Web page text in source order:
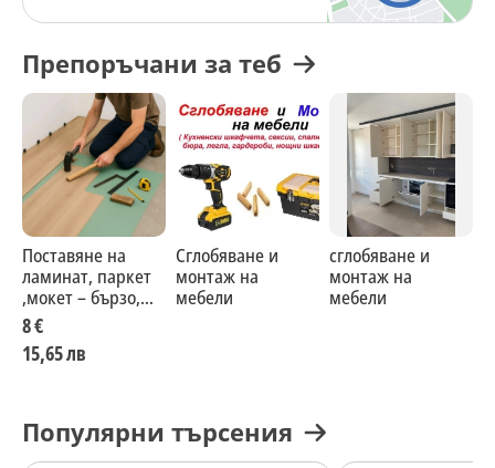
Препоръчани за теб
Поставяне на
ламинат, паркет
,мокет – бързо,
чисто и на
изгодни цени
8 €
15,65 лв
Сглобяване и
монтаж на
мебели
сглобяване и
монтаж на
мебели
Популярни търсения